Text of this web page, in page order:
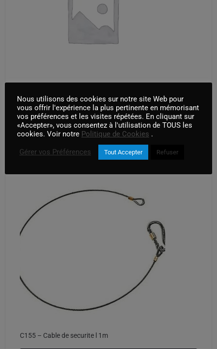
D200 – Rotule grip
AJOUTER AU PANIER
C155 – Cable de securite l 1m
Nous utilisons des cookies sur notre site Web pour
vous offrir l'expérience la plus pertinente en mémorisant
vos préférences et les visites répétées. En cliquant sur
«Accepter», vous consentez à l'utilisation de TOUS les
cookies. Voir notre Politique de Cookies .
Gérer vos Préférences Tout Accepter Refuser